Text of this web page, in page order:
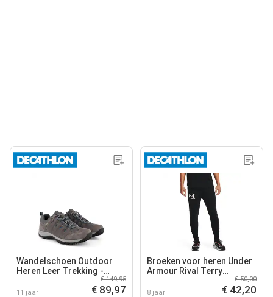
Wandelschoen Outdoor
Heren Leer Trekking -
11 jaar
€ 149,95
€ 89,97
Broeken voor heren Under
Armour Rival Terry
8 jaar
€ 50,00
€ 42,20